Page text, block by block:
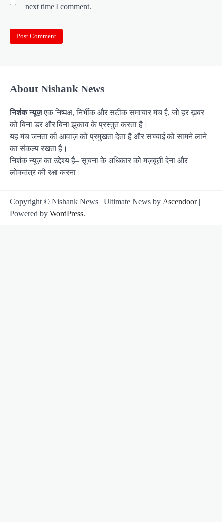
next time I comment.
About Nishank News
निशंक न्यूज़एक निष्पक्ष, निर्भीक और सटीक समाचार मंच है, जो हर ख़बर
को बिना डर और बिना झुकाव के प्रस्तुत करता है।
यह मंच जनता की आवाज़ को प्रमुखता देता है और सच्चाई को सामने लाने
का संकल्प रखता है।
निशंक न्यूज़ का उद्देश्य है– सूचना के अधिकार को मज़बूती देना और
लोकतंत्र की रक्षा करना।
Copyright © Nishank News | Ultimate News by Ascendoor|
Powered by WordPress.